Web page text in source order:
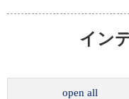
イン
open all